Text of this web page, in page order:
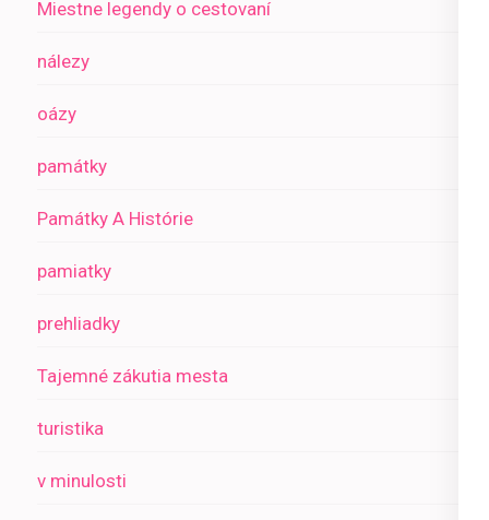
Miestne legendy o cestovaní
nálezy
oázy
památky
Památky A Histórie
pamiatky
prehliadky
Tajemné zákutia mesta
turistika
v minulosti